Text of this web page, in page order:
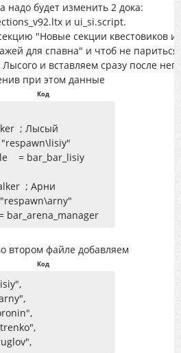
надо будет изменить 2 дока:
и ui_si.script.
"Новые секции квестовиков и
для спавна" и чтоб не париться
и вставляем сразу после него
при этом данные
Код
; Лысый
= bar_bar_lisiy
; Арни
втором файле добавляем
Код